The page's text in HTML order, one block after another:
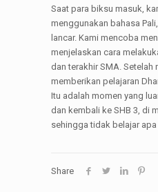
Saat para biksu masuk,
menggunakan bahasa
lancar. Kami mencoba
menjelaskan cara
dan terakhir SMA.
memberikan pelajaran
Itu adalah momen yang
dan kembali ke SHB 3, di
sehingga tidak belajar apa
Share